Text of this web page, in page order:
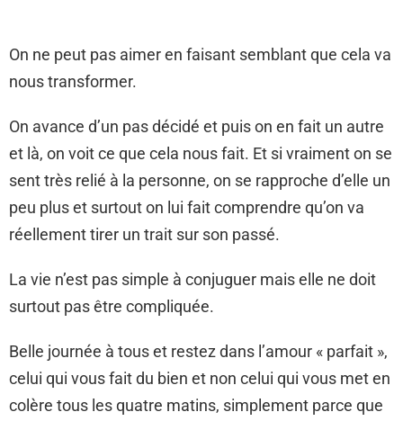
On ne peut pas aimer en faisant semblant que cela va
nous transformer.
On avance d’un pas décidé et puis on en fait un autre
et là, on voit ce que cela nous fait. Et si vraiment on se
sent très relié à la personne, on se rapproche d’elle un
peu plus et surtout on lui fait comprendre qu’on va
réellement tirer un trait sur son passé.
La vie n’est pas simple à conjuguer mais elle ne doit
surtout pas être compliquée.
Belle journée à tous et restez dans l’amour « parfait »,
celui qui vous fait du bien et non celui qui vous met en
colère tous les quatre matins, simplement parce que